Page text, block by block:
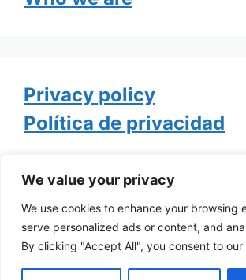
We value your privacy
We use cookies to enhance your browsing
serve personalized ads or content, and
By clicking "Accept All", you consent to our
Privacy policy
Política de privacidad
Tweets by TheGayOfLife